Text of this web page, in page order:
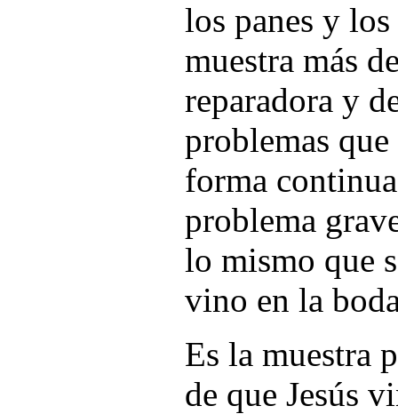
los panes y los
muestra más
reparadora y
problemas que
forma
problema
lo mismo que
vino en la
Es la muestra
de que Jesús